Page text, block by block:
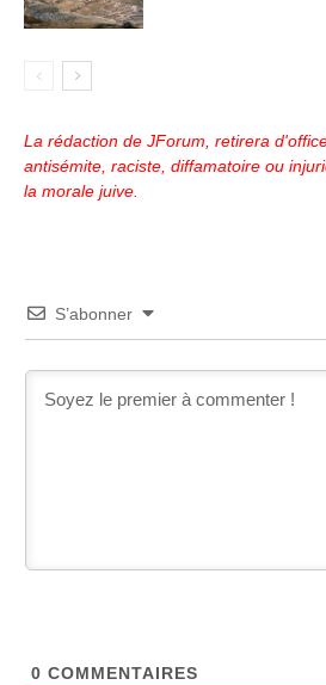
La rédaction de JForum, retirera
antisémite, raciste, diffamatoire ou
la morale juive.
S’abonner
0 COMMENTAIRES